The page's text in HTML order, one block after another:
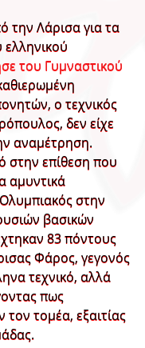
την Λάρισα για τα
του Γυμναστικού
ο τεχνικός
δεν είχε
αναμέτρηση.
στην επίθεση που
αμυντικά
στην
βασικών
83 πόντους
Φάρος, γεγονός
τεχνικό, αλλά
πως
τον τομέα, εξαιτίας